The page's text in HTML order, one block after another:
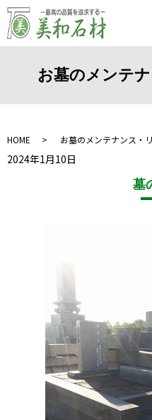
お墓のメンテ
HOME お墓のメンテナンス・
2024年1月10日
墓